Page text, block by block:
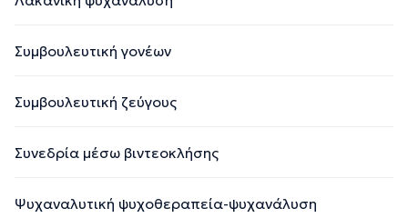
Συμβουλευτική γονέων
Συμβουλευτική ζεύγους
Συνεδρία μέσω βιντεοκλήσης
Ψυχαναλυτική ψυχοθεραπεία-ψυχανάλυση